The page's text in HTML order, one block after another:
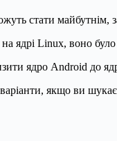
стати майбутнім,
ядрі Linux, воно
ядро ​​Android до
якщо ви